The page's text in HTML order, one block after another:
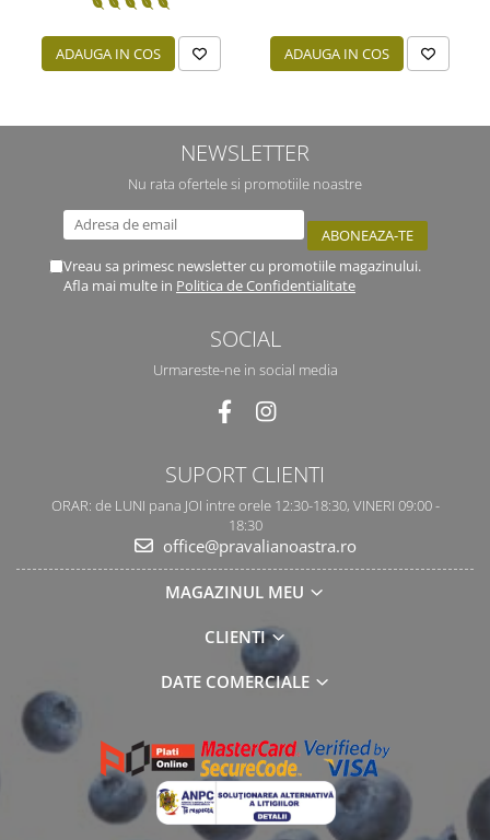
ADAUGA IN COS ADAUGA IN COS
NEWSLETTER
Nu rata ofertele si promotiile noastre
Vreau sa primesc newsletter cu promotiile magazinului.
Afla mai multe in Politica de Confidentialitate
SOCIAL
Urmareste-ne in social media
SUPORT CLIENTI
ORAR: de LUNI pana JOI intre orele 12:30-18:30, VINERI 09:00 -
18:30
office@pravalianoastra.ro
MAGAZINUL MEU
CLIENTI
DATE COMERCIALE